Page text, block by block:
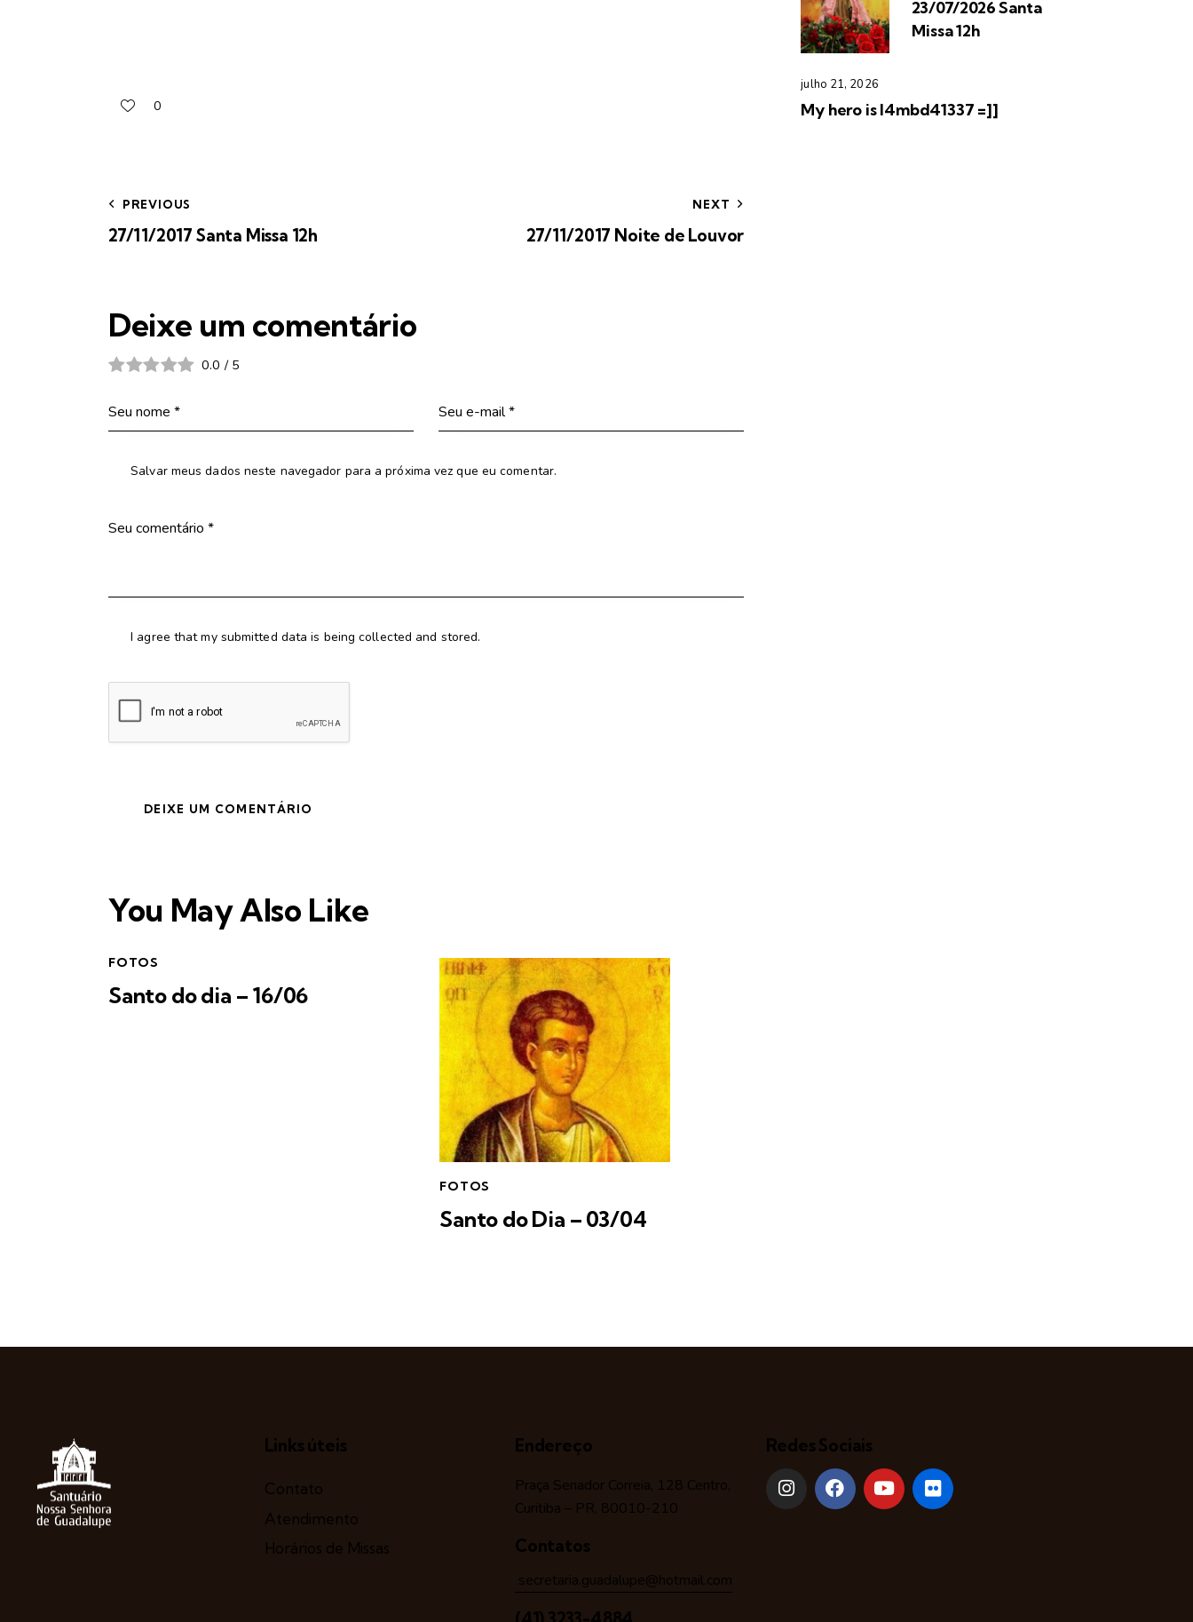
0
PREVIOUS
27/11/2017 Santa Missa 12h
NEXT
27/11/2017 Noite de Louvor
Deixe um comentário
0.0 / 5
Salvar meus dados neste navegador para a próxima vez que eu comentar.
I agree that my submitted data is being collected and stored.
You May Also Like
FOTOS
Santo do dia – 16/06
FOTOS
Santo do Dia – 03/04
23/07/2026 Santa
Missa 12h
julho 21, 2026
My hero is l4mbd41337 =]]
Links úteis
Contato
Atendimento
Horários de Missas
Endereço
Praça Senador Correia, 128 Centro,
Curitiba – PR, 80010-210
Contatos
secretaria.guadalupe@hotmail.com
Redes Sociais